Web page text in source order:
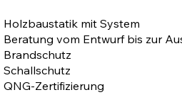
Holzbaustatik mit System
Beratung vom Entwurf bis zur
Brandschutz
Schallschutz
QNG-Zertifizierung